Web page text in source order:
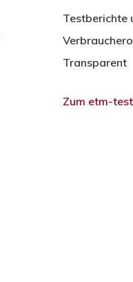
Testberichte
Transparent
Zum etm-